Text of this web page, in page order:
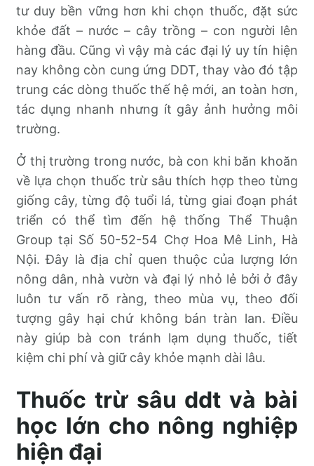
tư duy bền vững hơn khi chọn thuốc, đặt sức
khỏe đất – nước – cây trồng – con người lên
hàng đầu. Cũng vì vậy mà các đại lý uy tín hiện
nay không còn cung ứng DDT, thay vào đó tập
trung các dòng thuốc thế hệ mới, an toàn hơn,
tác dụng nhanh nhưng ít gây ảnh hưởng môi
trường.
Ở thị trường trong nước, bà con khi băn khoăn
về lựa chọn thuốc trừ sâu thích hợp theo từng
giống cây, từng độ tuổi lá, từng giai đoạn phát
triển có thể tìm đến hệ thống Thể Thuận
Group tại Số 50-52-54 Chợ Hoa Mê Linh, Hà
Nội. Đây là địa chỉ quen thuộc của lượng lớn
nông dân, nhà vườn và đại lý nhỏ lẻ bởi ở đây
luôn tư vấn rõ ràng, theo mùa vụ, theo đối
tượng gây hại chứ không bán tràn lan. Điều
này giúp bà con tránh lạm dụng thuốc, tiết
kiệm chi phí và giữ cây khỏe mạnh dài lâu.
Thuốc trừ sâu ddt và bài
học lớn cho nông nghiệp
hiện đại